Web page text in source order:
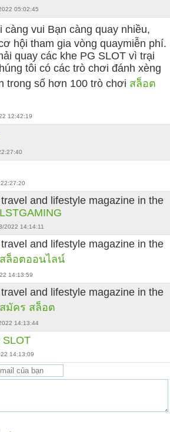
05:02:45
càng vui Bạn càng quay nhiều,
hội tham gia vòng quaymiễn phí.
quay các khe PG SLOT vì trại
tôi có các trò chơi đánh xèng
trong số hơn 100 trò chơi สล็อต
12:42:19
and lifestyle magazine in the
LSTGAMING
2022 14:14:11
and lifestyle magazine in the
สล็อตออนไลน์
14:13:59
and lifestyle magazine in the
สมัคร สล็อต
14:13:44
SLOT
14:13:09